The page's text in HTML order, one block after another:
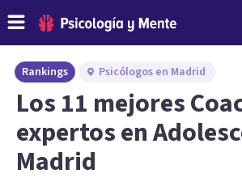
Rankings Psicólogos en Madrid
Los 11 mejores
expertos en
Madrid